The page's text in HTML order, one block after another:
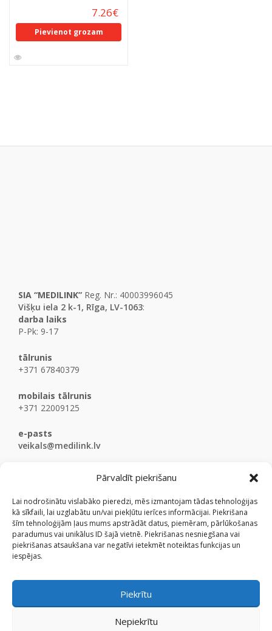
Pārvaldīt piekrišanu
Lai nodrošinātu vislabāko pieredzi, mēs izmantojam tādas tehnoloģijas
kā sīkfaili, lai uzglabātu un/vai piekļūtu ierīces informācijai. Piekrišana
šīm tehnoloģijām ļaus mums apstrādāt datus, piemēram, pārlūkošanas
paradumus vai unikālus ID šajā vietnē. Piekrišanas nesniegšana vai
piekrišanas atsaukšana var negatīvi ietekmēt noteiktas funkcijas un
iespējas.
Piekrītu
Nepiekrītu
7.26€
Pievienot grozam
SIA “MEDILINK” Reg. Nr.: 40003996045
Višķu iela 2 k-1, Rīga, LV-1063:
darba laiks
P-Pk: 9-17
tālrunis
+371 67840379
mobilais tālrunis
+371 22009125
e-pasts
veikals@medilink.lv